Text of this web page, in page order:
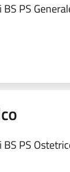
PS
BS PS